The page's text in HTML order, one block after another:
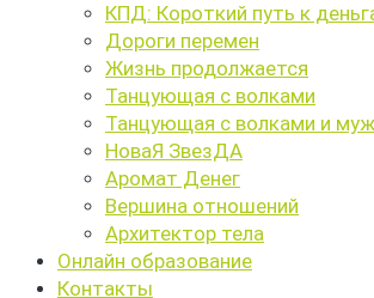
КПД: Короткий путь к
Дороги перемен
Жизнь продолжается
Танцующая с волками
Танцующая с волками и
НоваЯ ЗвезДА
Аромат Денег
Вершина отношений
Архитектор тела
Онлайн образование
Контакты